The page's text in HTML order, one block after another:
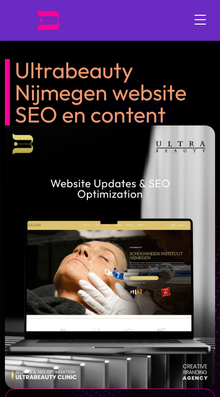
Ultrabeauty
Nijmegen website
SEO en content